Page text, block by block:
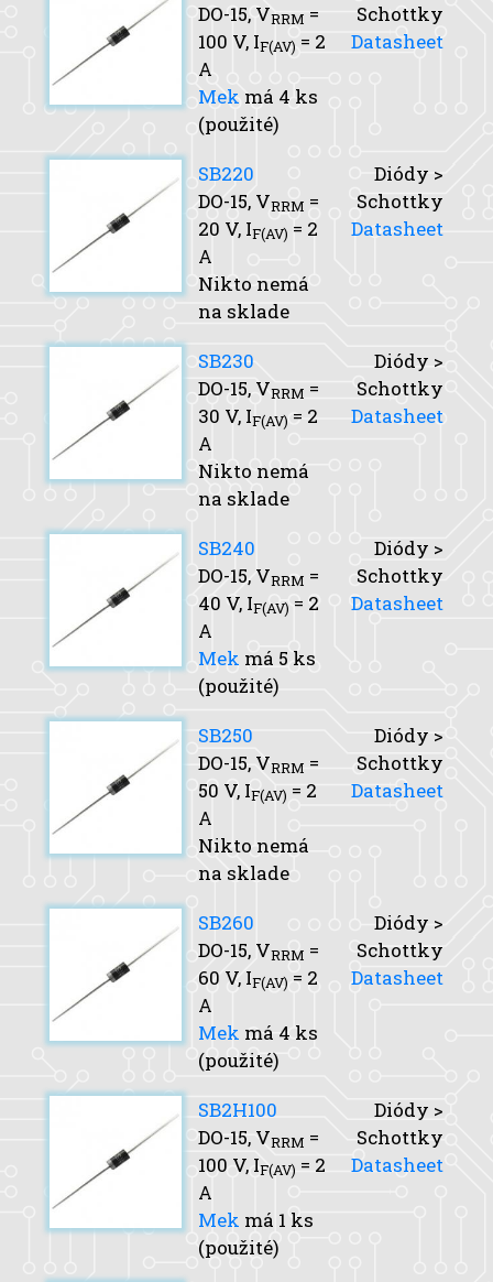
DO-15, VRRM =
100 V, IF(AV) = 2
A
Mek má 4 ks
(použité)
Schottky
Datasheet
SB220
DO-15, VRRM =
20 V, IF(AV) = 2
A
Nikto nemá
na sklade
Diódy >
Schottky
Datasheet
SB230
DO-15, VRRM =
30 V, IF(AV) = 2
A
Nikto nemá
na sklade
Diódy >
Schottky
Datasheet
SB240
DO-15, VRRM =
40 V, IF(AV) = 2
A
Mek má 5 ks
(použité)
Diódy >
Schottky
Datasheet
SB250
DO-15, VRRM =
50 V, IF(AV) = 2
A
Nikto nemá
na sklade
Diódy >
Schottky
Datasheet
SB260
DO-15, VRRM =
60 V, IF(AV) = 2
A
Mek má 4 ks
(použité)
Diódy >
Schottky
Datasheet
SB2H100
DO-15, VRRM =
100 V, IF(AV) = 2
A
Mek má 1 ks
(použité)
Diódy >
Schottky
Datasheet